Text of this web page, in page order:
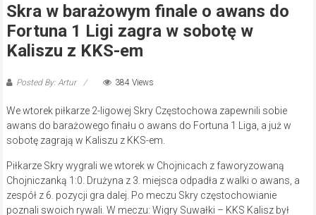
Skra w barażowym finale o awans do
Fortuna 1 Ligi zagra w sobotę w
Kaliszu z KKS-em
Posted By: Artur 384 Views
We wtorek piłkarze 2-ligowej Skry Częstochowa zapewnili sobie
awans do barażowego finału o awans do Fortuna 1 Liga, a już w
sobotę zagrają w Kaliszu z KKS-em.
Piłkarze Skry wygrali we wtorek w Chojnicach z faworyzowaną
Chojniczanką 1:0. Drużyna z 3. miejsca odpadła z walki o awans, a
zespół z 6. pozycji gra dalej. Po meczu Skry częstochowianie
poznali swoich rywali. W meczu: Wigry Suwałki – KKS Kalisz był